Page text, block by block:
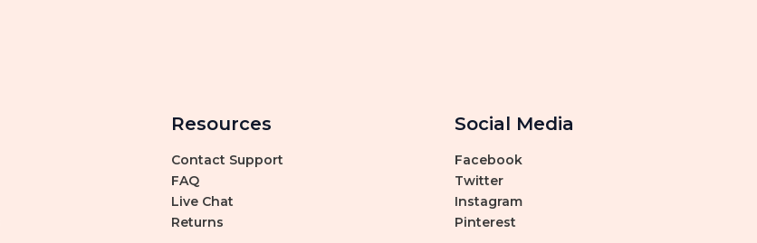
Resources
Contact Support
FAQ
Live Chat
Returns
Social Media
Facebook
Twitter
Instagram
Pinterest